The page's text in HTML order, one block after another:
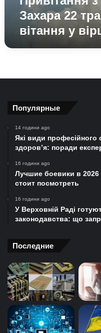
Захара 22
вітання у
Популярные
14 години ago
Які види професійного
здоров’я: поради
16 години ago
Лучшие боевики в
стоит посмотреть
16 години ago
У Верховній Раді
законодавства: що
Последние